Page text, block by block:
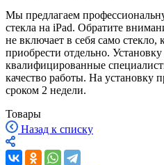
Мы предлагаем
стекла на iPad. Обратите
не включает в себя само стекло,
приобрести отдельно.
квалифицированные
качество работы. На установку
сроком 2 недели.
Товары
Назад к списку